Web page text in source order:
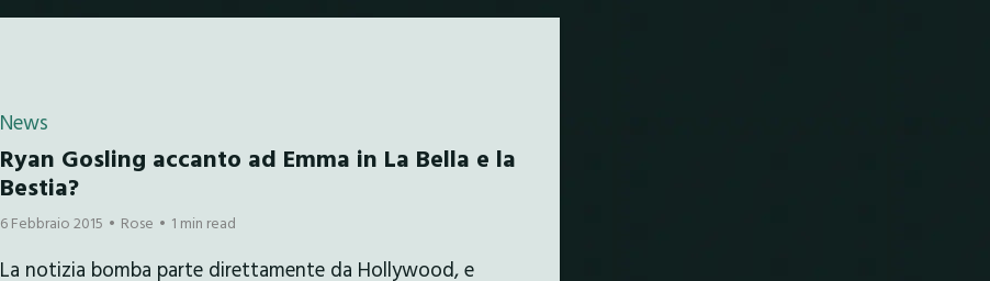
News
Ryan Gosling accanto ad Emma in La Bella e la
Bestia?
6 Febbraio 2015 Rose 1 min read
La notizia bomba parte direttamente da Hollywood, e